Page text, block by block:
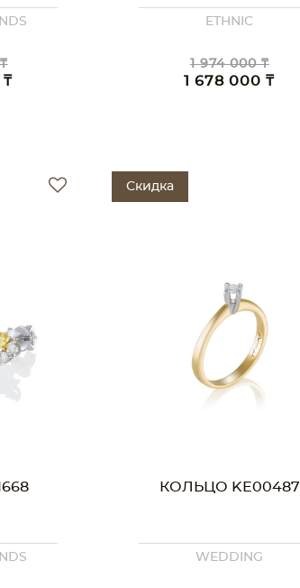
₸
ETHNIC
1 974 000 ₸
1 678 000 ₸
Скидка
КОЛЬЦО KE00487
WEDDING